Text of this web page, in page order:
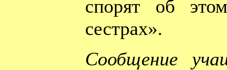
спорят об
сестрах».
Сообщение